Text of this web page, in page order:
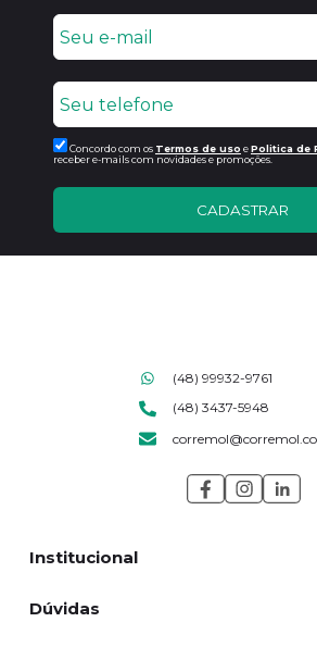
Concordo com os Termos de uso ePolitica de
receber e-mails com novidades e promoções.
CADASTRAR
Institucional
Dúvidas
(48) 99932-9761
(48) 3437-5948